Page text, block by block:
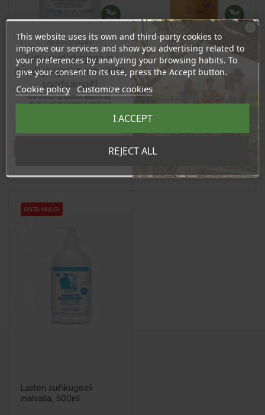
Baby Delicate Shampoo
with Rice Flower, 500ml
Price
10,62 €
10.09 €
Hellävarainen lasten
shampoo kehäkukalla,
250ml
OSTA HULGI
OSTA HULGI
Lasten suihkugeeli
malvalla, 500ml
This website uses its own and third-party cookies to
improve our services and show you advertising related to
your preferences by analyzing your browsing habits. To
give your consent to its use, press the Accept button.
Cookie policy Customize cookies
REJECT ALL
I ACCEPT
Ära veel lahku!
Liitu uudiskirjaga ja
naudi järgmist ostu 10%
soodsamalt!
Sind ootavad spetsiaalsed allahindlused,
eksklusiivsed kampaaniad ja kingitused!